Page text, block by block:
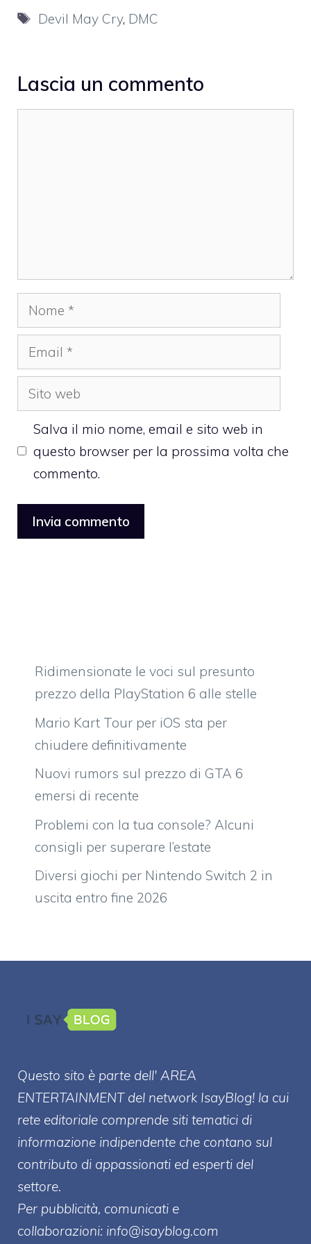
Tag
Devil May Cry, DMC
Lascia un commento
Nome
Email
Sito
web
Salva il mio nome, email e sito web in
questo browser per la prossima volta che
commento.
Ridimensionate le voci sul presunto
prezzo della PlayStation 6 alle stelle
Mario Kart Tour per iOS sta per
chiudere definitivamente
Nuovi rumors sul prezzo di GTA 6
emersi di recente
Problemi con la tua console? Alcuni
consigli per superare l’estate
Diversi giochi per Nintendo Switch 2 in
uscita entro fine 2026
Questo sito è parte dell' AREA
ENTERTAINMENT del network IsayBlog! la cui
rete editoriale comprende siti tematici di
informazione indipendente che contano sul
contributo di appassionati ed esperti del
settore.
Per pubblicità, comunicati e
collaborazioni: info@isayblog.com